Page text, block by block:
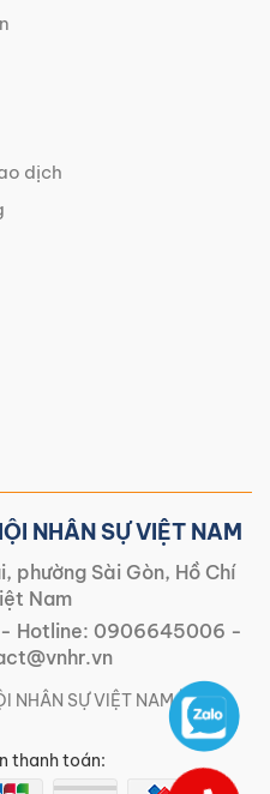
dịch
NHÂN SỰ VIỆT NAM
phường Sài Gòn, Hồ Chí
Nam
- Hotline: 0906645006 -
NHÂN SỰ VIỆT NAM | |
thanh toán: